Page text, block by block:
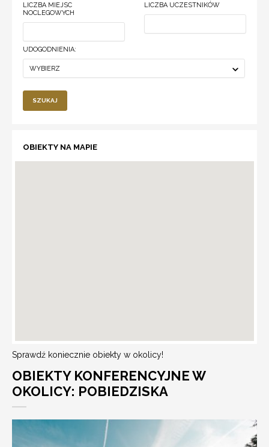
LICZBA MIEJSC
NOCLEGOWYCH
LICZBA UCZESTNIKÓW
UDOGODNIENIA:
WYBIERZ
SZUKAJ
OBIEKTY NA MAPIE
Sprawdź koniecznie obiekty w okolicy!
OBIEKTY KONFERENCYJNE W
OKOLICY: POBIEDZISKA